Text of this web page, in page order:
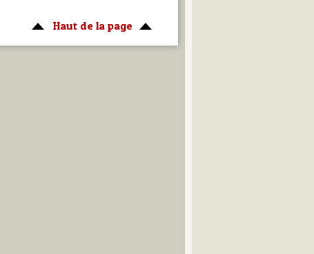
Haut de la page